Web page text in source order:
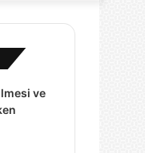
ve